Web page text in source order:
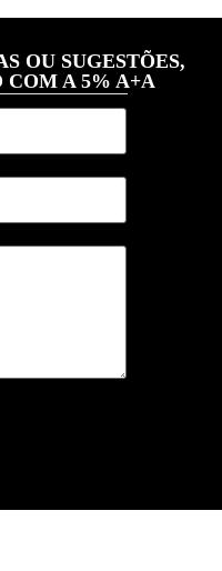
OU SUGESTÕES,
COM A 5% A+A